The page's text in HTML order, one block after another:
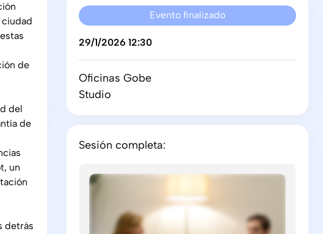
ciudad
de
del
de
un
detrás
Evento finalizado
29/1/2026 12:30
Oficinas Gobe
Studio
Sesión completa: